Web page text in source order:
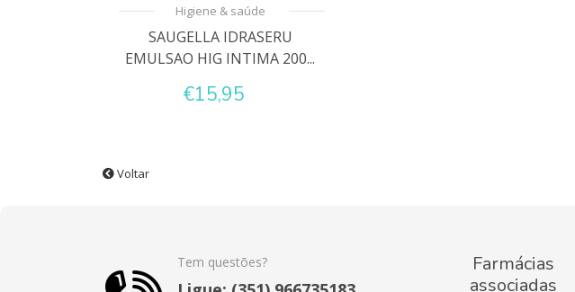
Higiene & saúde
SAUGELLA IDRASERU
EMULSAO HIG INTIMA 200...
€15,95
Voltar
Tem questões?
Farmácias
associadas